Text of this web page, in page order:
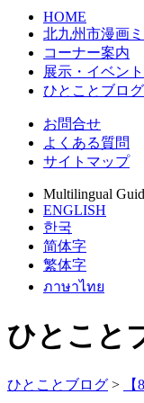
HOME
北九州市漫画
コーナー案内
展示・イベント
ひとことブログ
お問合せ
よくある質問
サイトマップ
Multilingual
ENGLISH
한국
简体字
繁体字
ภาษาไทย
ひとこと
ひとことブログ >